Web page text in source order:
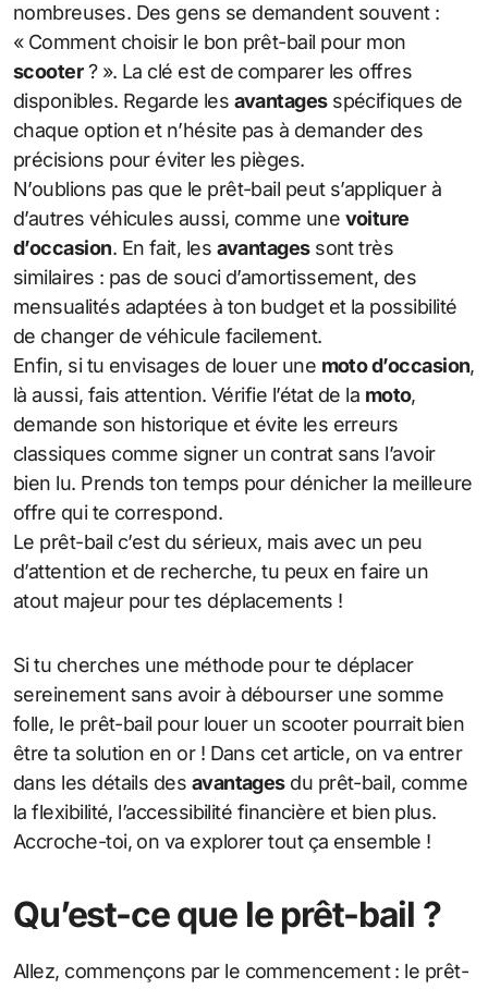
nombreuses. Des gens se demandent souvent :
« Comment choisir le bon prêt-bail pour mon
scooter? ». La clé est de comparer les offres
disponibles. Regarde les avantagesspécifiques de
chaque option et n’hésite pas à demander des
précisions pour éviter les pièges.
N’oublions pas que le prêt-bail peut s’appliquer à
d’autres véhicules aussi, comme une voiture
d’occasion. En fait, les avantagessont très
similaires : pas de souci d’amortissement, des
mensualités adaptées à ton budget et la possibilité
de changer de véhicule facilement.
Enfin, si tu envisages de louer une moto d’occasion,
là aussi, fais attention. Vérifie l’état de la moto,
demande son historique et évite les erreurs
classiques comme signer un contrat sans l’avoir
bien lu. Prends ton temps pour dénicher la meilleure
offre qui te correspond.
Le prêt-bail c’est du sérieux, mais avec un peu
d’attention et de recherche, tu peux en faire un
atout majeur pour tes déplacements !
Si tu cherches une méthode pour te déplacer
sereinement sans avoir à débourser une somme
folle, le prêt-bail pour louer un scooter pourrait bien
être ta solution en or ! Dans cet article, on va entrer
dans les détails des avantagesdu prêt-bail, comme
la flexibilité, l’accessibilité financière et bien plus.
Accroche-toi, on va explorer tout ça ensemble !
Qu’est-ce que le prêt-bail ?
Allez, commençons par le commencement : le prêt-